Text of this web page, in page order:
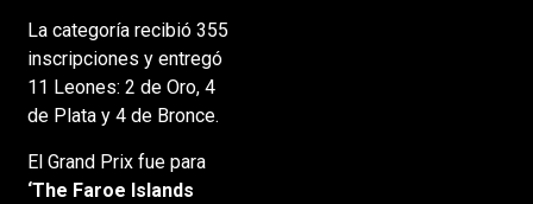
La categoría recibió 355
inscripciones y entregó
11 Leones: 2 de Oro, 4
de Plata y 4 de Bronce.
El Grand Prix fue para
‘The Faroe Islands